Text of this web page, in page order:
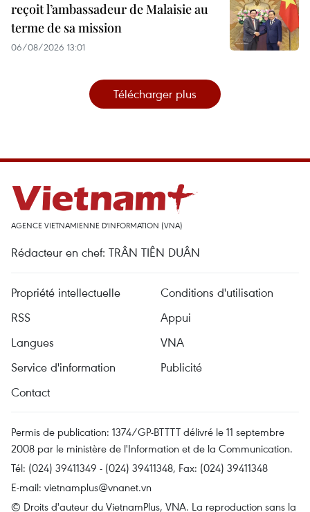
reçoit l’ambassadeur de Malaisie au
terme de sa mission
06/08/2026 13:01
Télécharger plus
AGENCE VIETNAMIENNE D'INFORMATION (VNA)
Rédacteur en chef: TRÂN TIÊN DUÂN
Propriété intellectuelle
Conditions d'utilisation
RSS
Appui
Langues
VNA
Service d'information
Publicité
Contact
Permis de publication: 1374/GP-BTTTT délivré le 11 septembre
2008 par le ministère de l'Information et de la Communication.
Tél: (024) 39411349 - (024) 39411348, Fax: (024) 39411348
E-mail: vietnamplus@vnanet.vn
© Droits d'auteur du VietnamPlus, VNA. La reproduction sans la